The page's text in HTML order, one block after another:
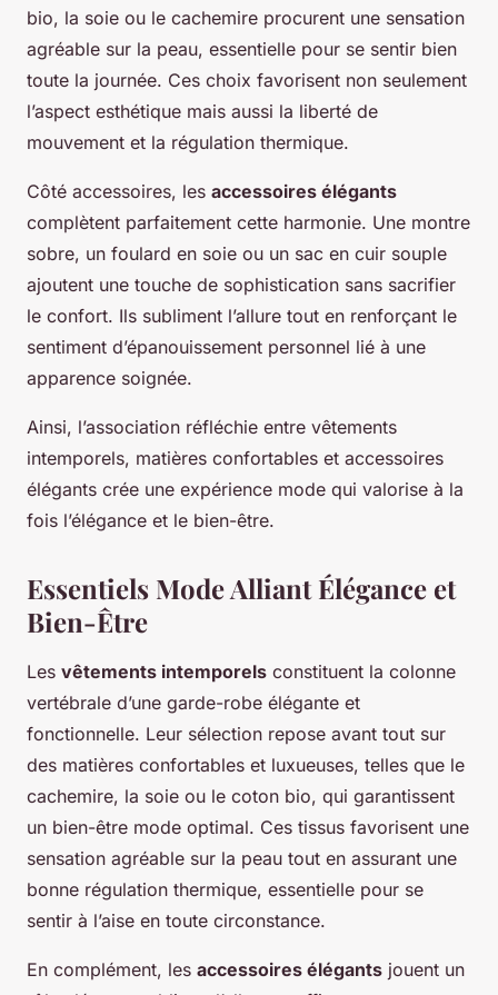
bio, la soie ou le cachemire procurent une sensation
agréable sur la peau, essentielle pour se sentir bien
toute la journée. Ces choix favorisent non seulement
l’aspect esthétique mais aussi la liberté de
mouvement et la régulation thermique.
Côté accessoires, les accessoires élégants
complètent parfaitement cette harmonie. Une montre
sobre, un foulard en soie ou un sac en cuir souple
ajoutent une touche de sophistication sans sacrifier
le confort. Ils subliment l’allure tout en renforçant le
sentiment d’épanouissement personnel lié à une
apparence soignée.
Ainsi, l’association réfléchie entre vêtements
intemporels, matières confortables et accessoires
élégants crée une expérience mode qui valorise à la
fois l’élégance et le bien-être.
Essentiels Mode Alliant Élégance et
Bien-Être
Les vêtements intemporels constituent la colonne
vertébrale d’une garde-robe élégante et
fonctionnelle. Leur sélection repose avant tout sur
des matières confortables et luxueuses, telles que le
cachemire, la soie ou le coton bio, qui garantissent
un bien-être mode optimal. Ces tissus favorisent une
sensation agréable sur la peau tout en assurant une
bonne régulation thermique, essentielle pour se
sentir à l’aise en toute circonstance.
En complément, les accessoires élégants jouent un